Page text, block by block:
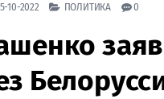
10-2022 ПОЛИТИКА 0